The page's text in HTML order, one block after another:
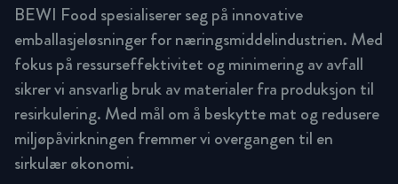
BEWI Food spesialiserer seg på innovative
emballasjeløsninger for næringsmiddelindustrien. Med
fokus på ressurseffektivitet og minimering av avfall
sikrer vi ansvarlig bruk av materialer fra produksjon til
resirkulering. Med mål om å beskytte mat og redusere
miljøpåvirkningen fremmer vi overgangen til en
sirkulær økonomi.